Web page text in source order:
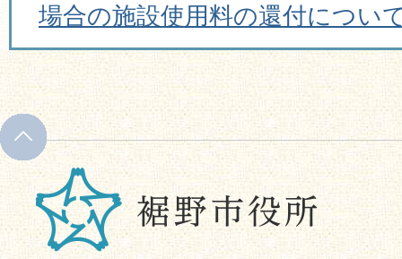
場合の施設使用料の還付につい